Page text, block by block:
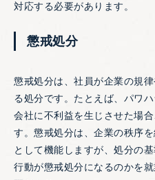
対応する必要があります。
懲戒処分
懲戒処分は、社員が企業の規
る処分です。たとえば、パワ
会社に不利益を生じさせた場
す。懲戒処分は、企業の秩序
として機能しますが、処分の
行動が懲戒処分になるのかを